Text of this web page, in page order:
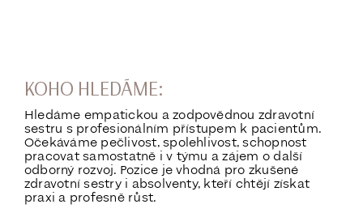
KOHO HLEDÁME:
Hledáme empatickou a zodpovědnou zdravotní
sestru s profesionálním přístupem k pacientům.
Očekáváme pečlivost, spolehlivost, schopnost
pracovat samostatně i v týmu a zájem o další
odborný rozvoj. Pozice je vhodná pro zkušené
zdravotní sestry i absolventy, kteří chtějí získat
praxi a profesně růst.